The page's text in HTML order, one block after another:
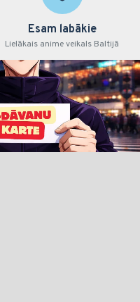
Esam labākie
Lielākais anime veikals Baltijā